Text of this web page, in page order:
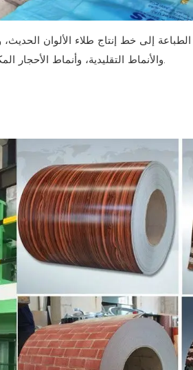
إلى خط إنتاج طلاء الألوان الحديث،
والأنماط التقليدية، وأنماط الأحجار المكدسة، وما إلى ذلك. ومع ذلك، فإن الاستثمار في المعدات هائل أيضًا.